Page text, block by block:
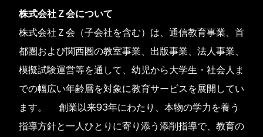
株式会社Ｚ会について
株式会社Ｚ会（子会社を含む）は、通信教育事業、首
都圏および関西圏の教室事業、出版事業、法人事業、
模擬試験運営等を通して、幼児から大学生・社会人ま
での幅広い年齢層を対象に教育サービスを展開してい
ます。 創業以来93年にわたり、本物の学力を養う
指導方針と一人ひとりに寄り添う添削指導で、教育の